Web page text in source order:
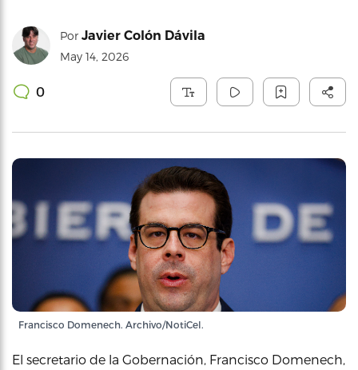
Por Javier Colón Dávila
May 14, 2026
0
Francisco Domenech. Archivo/NotiCel.
El secretario de la Gobernación, Francisco Domenech,